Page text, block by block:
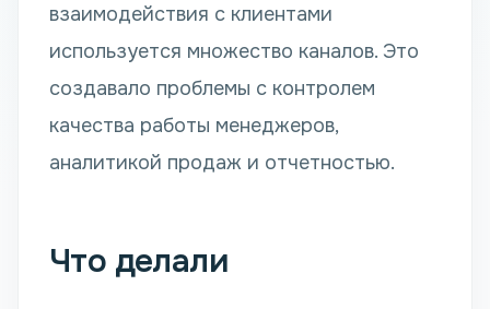
взаимодействия с клиентами
используется множество каналов. Это
создавало проблемы с контролем
качества работы менеджеров,
аналитикой продаж и отчетностью.
Что делали